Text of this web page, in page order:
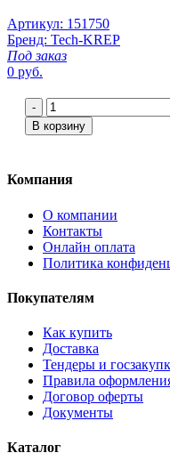
Артикул: 151750
Бренд: Tech-KREP
Под заказ
0 руб.
-
В корзину
Компания
О компании
Контакты
Онлайн оплата
Политика
Покупателям
Как купить
Доставка
Тендеры и
Правила
Договор оферты
Документы
Каталог